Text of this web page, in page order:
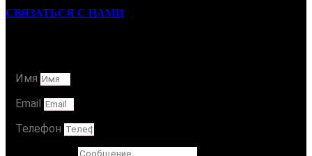
СВЯЗАТЬСЯ С НАМИ
Имя
Email
Телефон